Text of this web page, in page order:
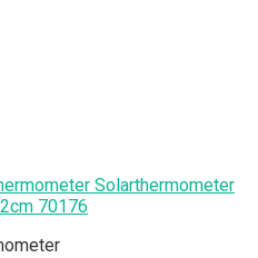
Solarthermometer
70176